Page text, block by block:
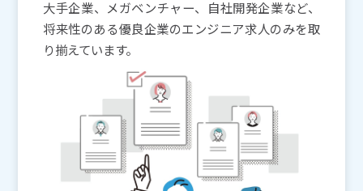
大手企業、メガベンチャー、自社開発企業など、
将来性のある優良企業のエンジニア求人のみを取
り揃えています。